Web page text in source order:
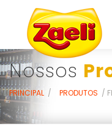
Nossos
PRINCIPAL PRODUTOS